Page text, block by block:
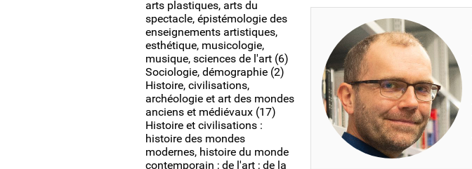
arts plastiques, arts du
spectacle, épistémologie des
enseignements artistiques,
esthétique, musicologie,
musique, sciences de l'art (6)
Sociologie, démographie (2)
Histoire, civilisations,
archéologie et art des mondes
anciens et médiévaux (17)
Histoire et civilisations :
histoire des mondes
modernes, histoire du monde
contemporain ; de l'art ; de la